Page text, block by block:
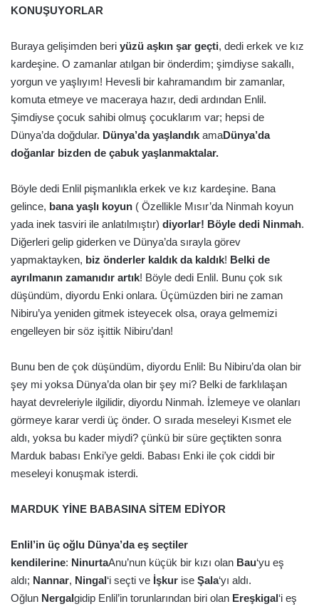
KONUŞUYORLAR
Buraya gelişimden beri yüzü aşkın şar geçti, dedi erkek ve kız
kardeşine. O zamanlar atılgan bir önderdim; şimdiyse sakallı,
yorgun ve yaşlıyım! Hevesli bir kahramandım bir zamanlar,
komuta etmeye ve maceraya hazır, dedi ardından Enlil.
Şimdiyse çocuk sahibi olmuş çocuklarım var; hepsi de
Dünya’da doğdular. Dünya’da yaşlandık amaDünya’da
doğanlar bizden de çabuk yaşlanmaktalar.
Böyle dedi Enlil pişmanlıkla erkek ve kız kardeşine. Bana
gelince, bana yaşlı koyun ( Özellikle Mısır’da Ninmah koyun
yada inek tasviri ile anlatılmıştır) diyorlar! Böyle dedi Ninmah.
Diğerleri gelip giderken ve Dünya’da sırayla görev
yapmaktayken, biz önderler kaldık da kaldık! Belki de
ayrılmanın zamanıdır artık! Böyle dedi Enlil. Bunu çok sık
düşündüm, diyordu Enki onlara. Üçümüzden biri ne zaman
Nibiru’ya yeniden gitmek isteyecek olsa, oraya gelmemizi
engelleyen bir söz işittik Nibiru’dan!
Bunu ben de çok düşündüm, diyordu Enlil: Bu Nibiru’da olan bir
şey mi yoksa Dünya’da olan bir şey mi? Belki de farklılaşan
hayat devreleriyle ilgilidir, diyordu Ninmah. İzlemeye ve olanları
görmeye karar verdi üç önder. O sırada meseleyi Kısmet ele
aldı, yoksa bu kader miydi? çünkü bir süre geçtikten sonra
Marduk babası Enki’ye geldi. Babası Enki ile çok ciddi bir
meseleyi konuşmak isterdi.
MARDUK YİNE BABASINA SİTEM EDİYOR
Enlil’in üç oğlu Dünya’da eş seçtiler
kendilerine: NinurtaAnu’nun küçük bir kızı olan Bau‘yu eş
aldı; Nannar, Ningal‘i seçti ve İşkur ise Şala‘yı aldı.
Oğlun Nergalgidip Enlil’in torunlarından biri olan Ereşkigal‘i eş